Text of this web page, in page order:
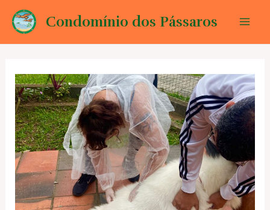
para
Condomínio dos Pássaros